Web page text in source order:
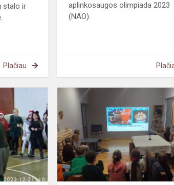
stalo ir
Plačiau
aplinkosaugos olimpiada 2023
(NAO).
senelis
jau
aplankė!